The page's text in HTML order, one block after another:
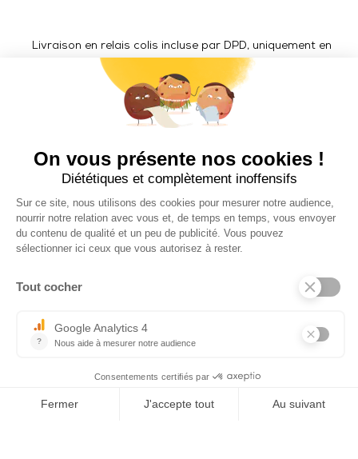
Livraison en relais colis incluse par DPD, uniquement en
France métropolitaine.
Livraison ACCESSOIRES hors France métropolitaine en
zone Euro : 25 € TTC
7 rue des Prés Marins, 60210 THIEULOY ST ANTOINE
Pour toute question ou problème technique, contactez notre SAV
06 76 69 63 47
-03 44 13 31 93 sav@trolem.fr